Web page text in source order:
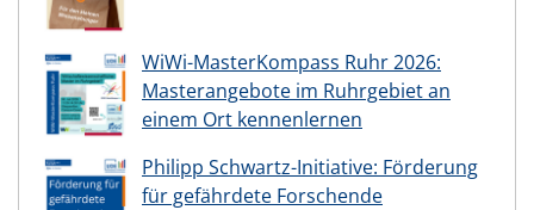
WiWi-MasterKompass Ruhr 2026:
Masterangebote im Ruhrgebiet an
einem Ort kennenlernen
Philipp Schwartz-Initiative: Förderung
für gefährdete Forschende